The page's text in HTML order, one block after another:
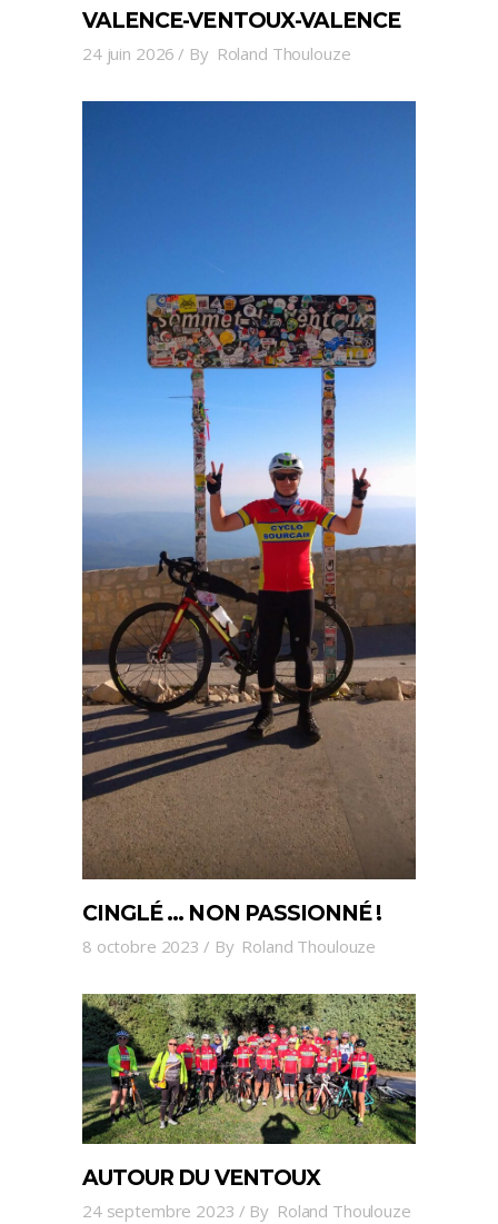
VALENCE-VENTOUX-VALENCE
24 juin 2026 By Roland Thoulouze
CINGLÉ … NON PASSIONNÉ !
8 octobre 2023 By Roland Thoulouze
AUTOUR DU VENTOUX
24 septembre 2023 By Roland Thoulouze